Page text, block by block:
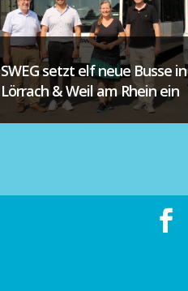
SWEG setzt elf neue Busse in
Lörrach & Weil am Rhein ein